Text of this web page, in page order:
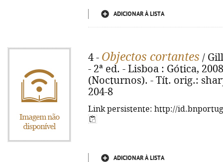
ADICIONAR À LISTA
4 - Objectos cortantes /
- 2ª ed. - Lisboa : Gótica,
(Nocturnos). - Tít. orig.:
204-8
Link persistente: http://
ADICIONAR À LISTA